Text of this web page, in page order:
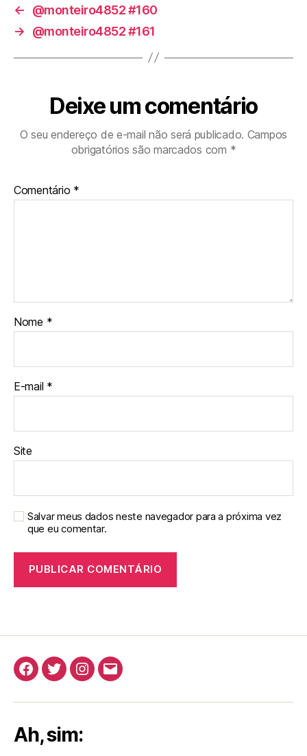
←
@monteiro4852 #160
→
@monteiro4852 #161
Deixe um comentário
O seu endereço de e-mail não será publicado. Campos
obrigatórios são marcados com *
Comentário *
Nome *
E-mail *
Site
Salvar meus dados neste navegador para a próxima vez
que eu comentar.
Facebook
TwitterInstagram
E-
Ah, sim: